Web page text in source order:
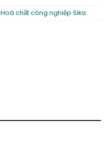
Hoá chất công nghiệp Sika